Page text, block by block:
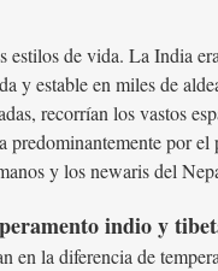
estilos de vida. La India
y estable en miles de
recorrían los vastos
predominantemente por
y los newaris del
indio y
en la diferencia de